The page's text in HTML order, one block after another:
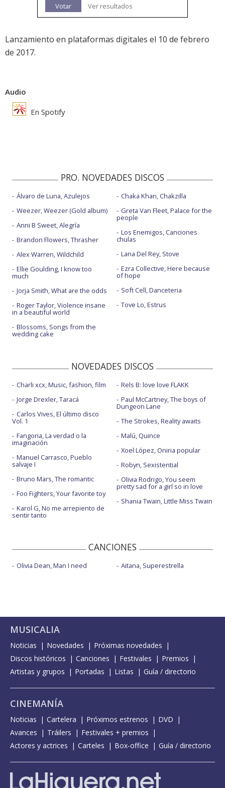
Votar
Ver resultados
Lanzamiento en plataformas digitales el 10 de febrero
de 2017.
Audio
En Spotify
PRO. NOVEDADES DISCOS
Álvaro de Luna, Azulejos
Weezer, Weezer (Gold album)
Anni B Sweet, Alegría
Brandon Flowers, Thrasher
Alex Warren, Wildchild
Ellie Goulding, I know too
much
Jorja Smith, What are the odds
Roger Taylor, Violence insane
in a beautiful world
Blossoms, Songs from the
wedding cake
Chaka Khan, Chakzilla
Greta Van Fleet, Palace for the
people
Los Enemigos, Canciones
chulas
Lana Del Rey, Stove
Ezra Collective, Here because
of hope
Soft Cell, Danceteria
Tove Lo, Estrus
NOVEDADES DISCOS
Charli xcx, Music, fashion, film
Jorge Drexler, Taracá
Carlos Vives, El último disco
Vol. 1
Fangoria, La verdad o la
imaginación
Manuel Carrasco, Pueblo
salvaje I
Bruno Mars, The romantic
Foo Fighters, Your favorite toy
Karol G, No me arrepiento de
sentir tanto
Rels B: love love FLAKK
Paul McCartney, The boys of
Dungeon Lane
The Strokes, Reality awaits
Malú, Quince
Xoel López, Oniria popular
Robyn, Sexistential
Olivia Rodrigo, You seem
pretty sad for a girl so in love
Shania Twain, Little Miss Twain
CANCIONES
Olivia Dean, Man I need Aitana, Superestrella
MUSICALIA
Noticias Novedades
Próximas novedades
Discos históricos
Canciones Festivales
Premios
Artistas y grupos
Portadas Listas Guía / directorio
CINEMANÍA
Noticias Cartelera Próximos estrenos
DVD
Avances
Tráilers
Festivales + premios
Actores y actrices
Carteles Box-office Guía / directorio